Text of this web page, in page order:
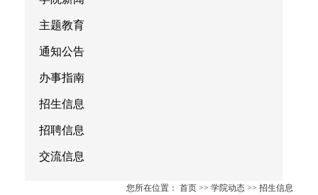
主题教育
通知公告
办事指南
招生信息
招聘信息
交流信息
您所在位置： 首页 >> 学院动态 >> 招生信息